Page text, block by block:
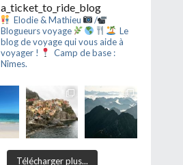
a_ticket_to_ride_blog
Elodie & Mathieu
/
Blogueurs voyage
Le
blog de voyage qui vous aide à
voyager !
Camp de base :
Nîmes.
Télécharger plus...